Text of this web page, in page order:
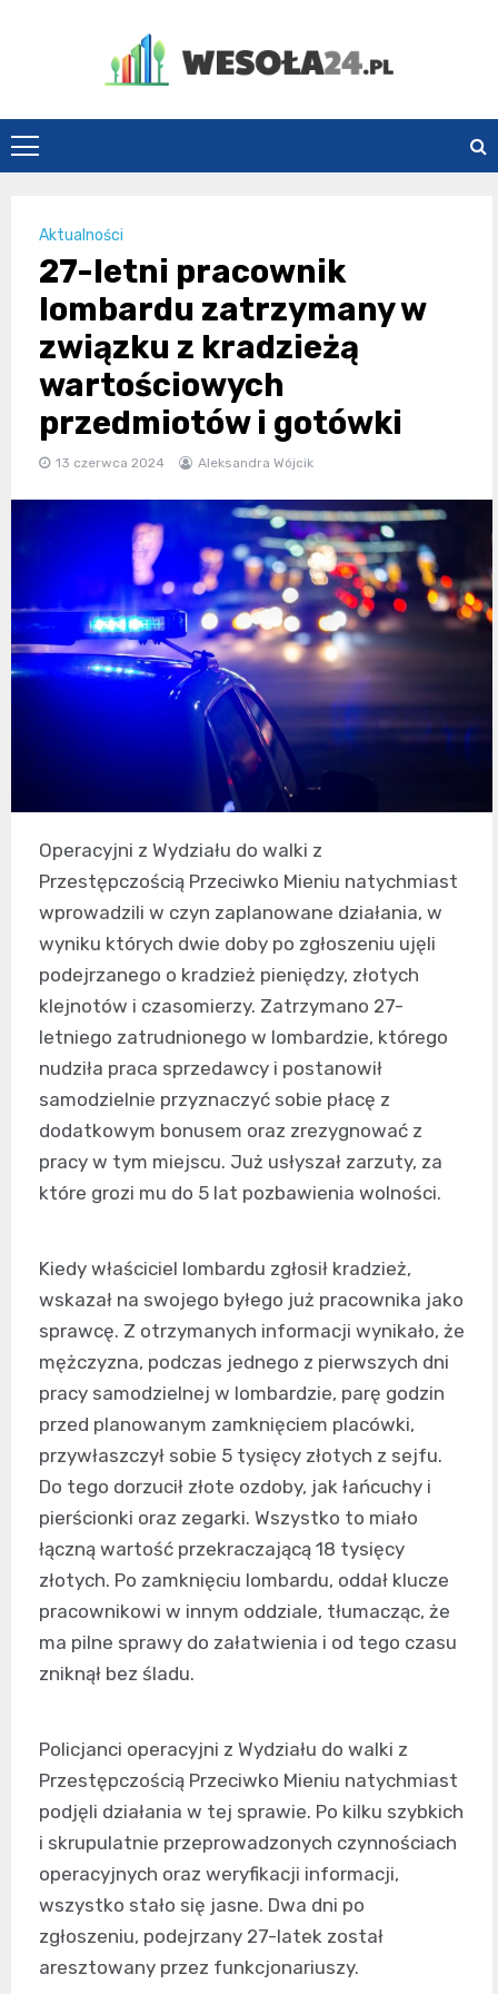
Wesoła24.pl
Aktualności
27-letni pracownik
lombardu zatrzymany w
związku z kradzieżą
wartościowych
przedmiotów i gotówki
13 czerwca 2024 Aleksandra Wójcik
Operacyjni z Wydziału do walki z
Przestępczością Przeciwko Mieniu natychmiast
wprowadzili w czyn zaplanowane działania, w
wyniku których dwie doby po zgłoszeniu ujęli
podejrzanego o kradzież pieniędzy, złotych
klejnotów i czasomierzy. Zatrzymano 27-
letniego zatrudnionego w lombardzie, którego
nudziła praca sprzedawcy i postanowił
samodzielnie przyznaczyć sobie płacę z
dodatkowym bonusem oraz zrezygnować z
pracy w tym miejscu. Już usłyszał zarzuty, za
które grozi mu do 5 lat pozbawienia wolności.
Kiedy właściciel lombardu zgłosił kradzież,
wskazał na swojego byłego już pracownika jako
sprawcę. Z otrzymanych informacji wynikało, że
mężczyzna, podczas jednego z pierwszych dni
pracy samodzielnej w lombardzie, parę godzin
przed planowanym zamknięciem placówki,
przywłaszczył sobie 5 tysięcy złotych z sejfu.
Do tego dorzucił złote ozdoby, jak łańcuchy i
pierścionki oraz zegarki. Wszystko to miało
łączną wartość przekraczającą 18 tysięcy
złotych. Po zamknięciu lombardu, oddał klucze
pracownikowi w innym oddziale, tłumacząc, że
ma pilne sprawy do załatwienia i od tego czasu
zniknął bez śladu.
Policjanci operacyjni z Wydziału do walki z
Przestępczością Przeciwko Mieniu natychmiast
podjęli działania w tej sprawie. Po kilku szybkich
i skrupulatnie przeprowadzonych czynnościach
operacyjnych oraz weryfikacji informacji,
wszystko stało się jasne. Dwa dni po
zgłoszeniu, podejrzany 27-latek został
aresztowany przez funkcjonariuszy.